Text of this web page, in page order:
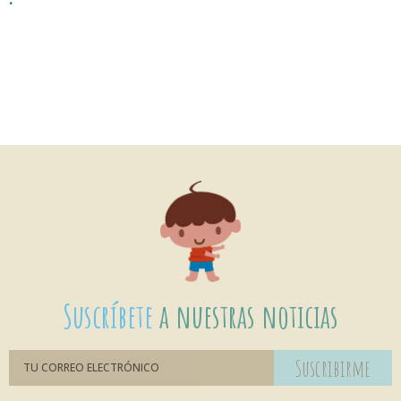
Suscríbetea nuestras noticias
Suscribirme